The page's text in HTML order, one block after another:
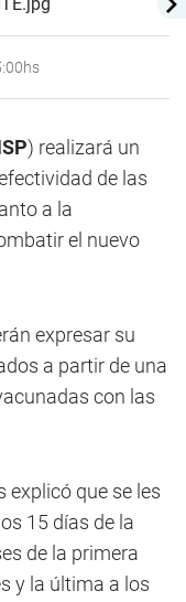
) realizará un
de las
a la
el nuevo
expresar su
a partir de una
con las
explicó que se les
15 días de la
de la primera
y la última a los